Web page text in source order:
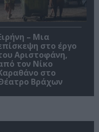
– Μια
στο έργο
Αριστοφάνη,
τον Νίκο
στο
Βράχων